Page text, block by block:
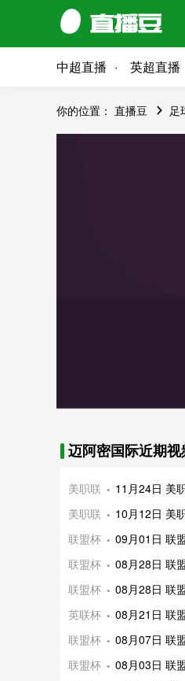
中超直播 英超直播
你的位置： 直播豆 足
迈阿密国际近期视
美职联
11月24日 美
美职联
10月12日 美
联盟杯
09月01日 联
联盟杯
08月28日 联
联盟杯
08月28日 联
英联杯
08月21日 联
联盟杯
08月07日 联
联盟杯
08月03日 联